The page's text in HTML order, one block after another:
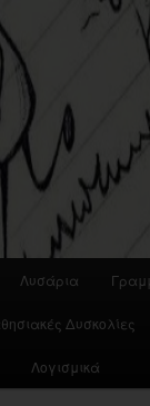
Λυσάρια
Δυσκολίες
Λογισμικά